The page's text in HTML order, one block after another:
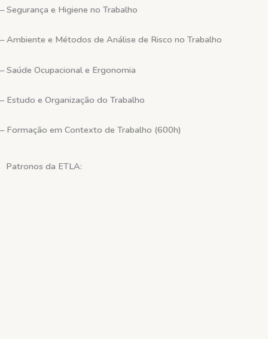
– Segurança e Higiene no Trabalho
– Ambiente e Métodos de Análise de Risco no Trabalho
– Saúde Ocupacional e Ergonomia
– Estudo e Organização do Trabalho
– Formação em Contexto de Trabalho (600h)
Patronos da ETLA: